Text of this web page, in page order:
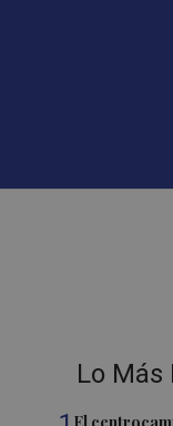
Lo Más